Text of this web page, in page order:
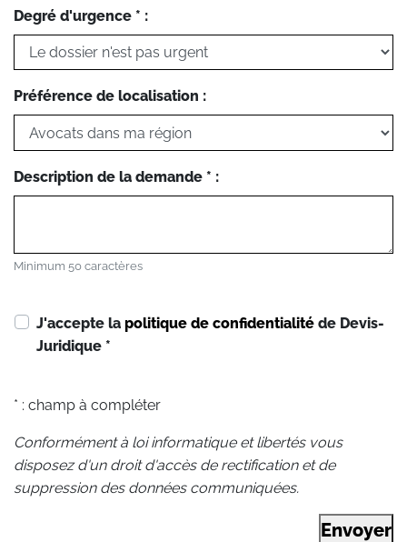
Degré d'urgence * :
Préférence de localisation :
Description de la demande * :
Minimum 50 caractères
J'accepte la politique de confidentialité de Devis-
Juridique *
* : champ à compléter
Conformément à loi informatique et libertés vous
disposez d'un droit d'accès de rectification et de
suppression des données communiquées.
Envoyer